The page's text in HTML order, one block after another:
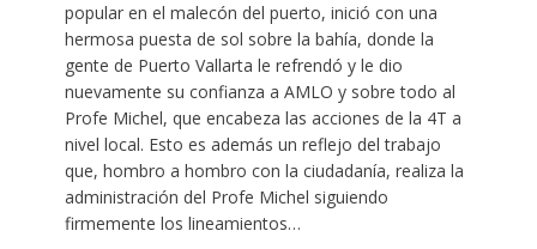
popular en el malecón del puerto, inició con una
hermosa puesta de sol sobre la bahía, donde la
gente de Puerto Vallarta le refrendó y le dio
nuevamente su confianza a AMLO y sobre todo al
Profe Michel, que encabeza las acciones de la 4T a
nivel local. Esto es además un reflejo del trabajo
que, hombro a hombro con la ciudadanía, realiza la
administración del Profe Michel siguiendo
firmemente los lineamientos…